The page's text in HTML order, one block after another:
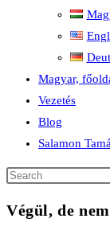
Magyar,
Vezetés
Blog
Salamon
Végül, de